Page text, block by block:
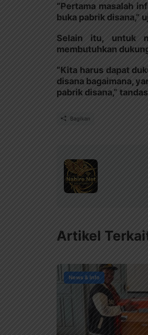
“Pertama masalah
buka pabrik disana,”
Selain itu, untuk
membutuhkan
“Kita harus dapat
disana bagaimana,
pabrik disana,”
Bagikan
Artikel
News & Info